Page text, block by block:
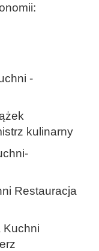
-
kulinarny
Restauracja
Kuchni